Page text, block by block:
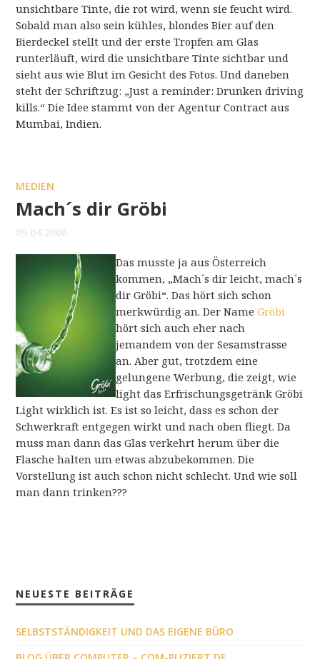
unsichtbare Tinte, die rot wird, wenn sie feucht wird.
Sobald man also sein kühles, blondes Bier auf den
Bierdeckel stellt und der erste Tropfen am Glas
runterläuft, wird die unsichtbare Tinte sichtbar und
sieht aus wie Blut im Gesicht des Fotos. Und daneben
steht der Schriftzug: „Just a reminder: Drunken driving
kills.“ Die Idee stammt von der Agentur Contract aus
Mumbai, Indien.
MEDIEN
Mach´s dir Gröbi
09.04.2006
Das musste ja aus Österreich
kommen, „Mach´s dir leicht, mach´s
dir Gröbi“. Das hört sich schon
merkwürdig an. Der NameGröbi
hört sich auch eher nach
jemandem von der Sesamstrasse
an. Aber gut, trotzdem eine
gelungene Werbung, die zeigt, wie
light das Erfrischungsgetränk Gröbi
Light wirklich ist. Es ist so leicht, dass es schon der
Schwerkraft entgegen wirkt und nach oben fliegt. Da
muss man dann das Glas verkehrt herum über die
Flasche halten um etwas abzubekommen. Die
Vorstellung ist auch schon nicht schlecht. Und wie soll
man dann trinken???
NEUESTE BEITRÄGE
SELBSTSTÄNDIGKEIT UND DAS EIGENE BÜRO